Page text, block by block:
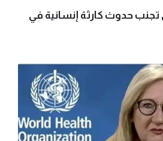
تجنب حدوث كارثة إنسانية في